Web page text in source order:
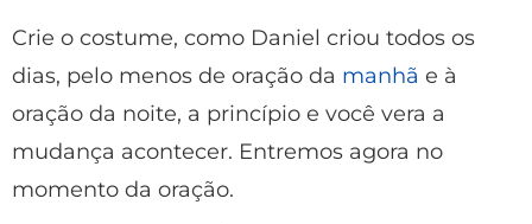
Crie o costume, como Daniel criou todos os
dias, pelo menos de oração da manhã e à
oração da noite, a princípio e você vera a
mudança acontecer. Entremos agora no
momento da oração.